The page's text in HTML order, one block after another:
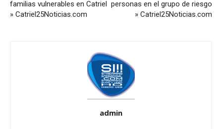
familias vulnerables en Catriel
» Catriel25Noticias.com
personas en el grupo de riesgo
» Catriel25Noticias.com
admin